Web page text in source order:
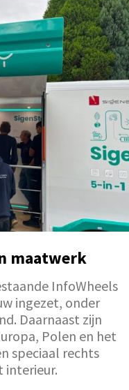
maatwerk
InfoWheels
ingezet, onder
Daarnaast zijn
Polen en het
speciaal rechts
interieur.